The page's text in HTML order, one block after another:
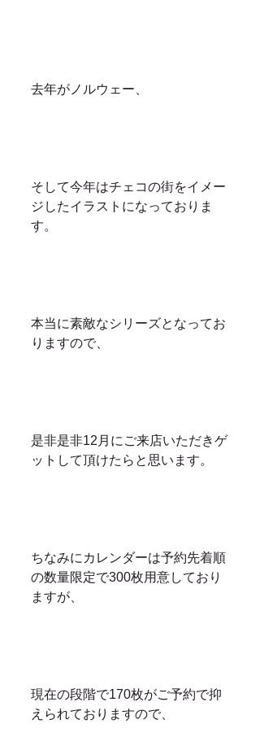
去年がノルウェー、
そして今年はチェコの街をイメー
ジしたイラストになっておりま
す。
本当に素敵なシリーズとなってお
りますので、
是非是非12月にご来店いただきゲ
ットして頂けたらと思います。
ちなみにカレンダーは予約先着順
の数量限定で300枚用意しており
ますが、
現在の段階で170枚がご予約で抑
えられておりますので、